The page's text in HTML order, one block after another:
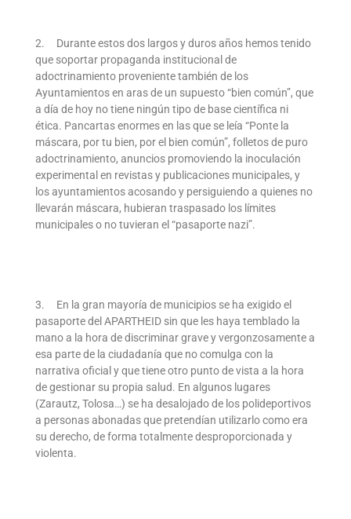
2. Durante estos dos largos y duros años hemos tenido
que soportar propaganda institucional de
adoctrinamiento proveniente también de los
Ayuntamientos en aras de un supuesto “bien común”, que
a día de hoy no tiene ningún tipo de base científica ni
ética. Pancartas enormes en las que se leía “Ponte la
máscara, por tu bien, por el bien común”, folletos de puro
adoctrinamiento, anuncios promoviendo la inoculación
experimental en revistas y publicaciones municipales, y
los ayuntamientos acosando y persiguiendo a quienes no
llevarán máscara, hubieran traspasado los límites
municipales o no tuvieran el “pasaporte nazi”.
3. En la gran mayoría de municipios se ha exigido el
pasaporte del APARTHEID sin que les haya temblado la
mano a la hora de discriminar grave y vergonzosamente a
esa parte de la ciudadanía que no comulga con la
narrativa oficial y que tiene otro punto de vista a la hora
de gestionar su propia salud. En algunos lugares
(Zarautz, Tolosa…) se ha desalojado de los polideportivos
a personas abonadas que pretendían utilizarlo como era
su derecho, de forma totalmente desproporcionada y
violenta.